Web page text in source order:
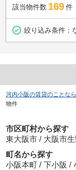
該当物件数 169件
絞り込み条件：
河内小阪の賃貸のことな
物件
市区町村から探す
東大阪市 / 大阪市
町名から探す
小阪本町 / 下小阪 /